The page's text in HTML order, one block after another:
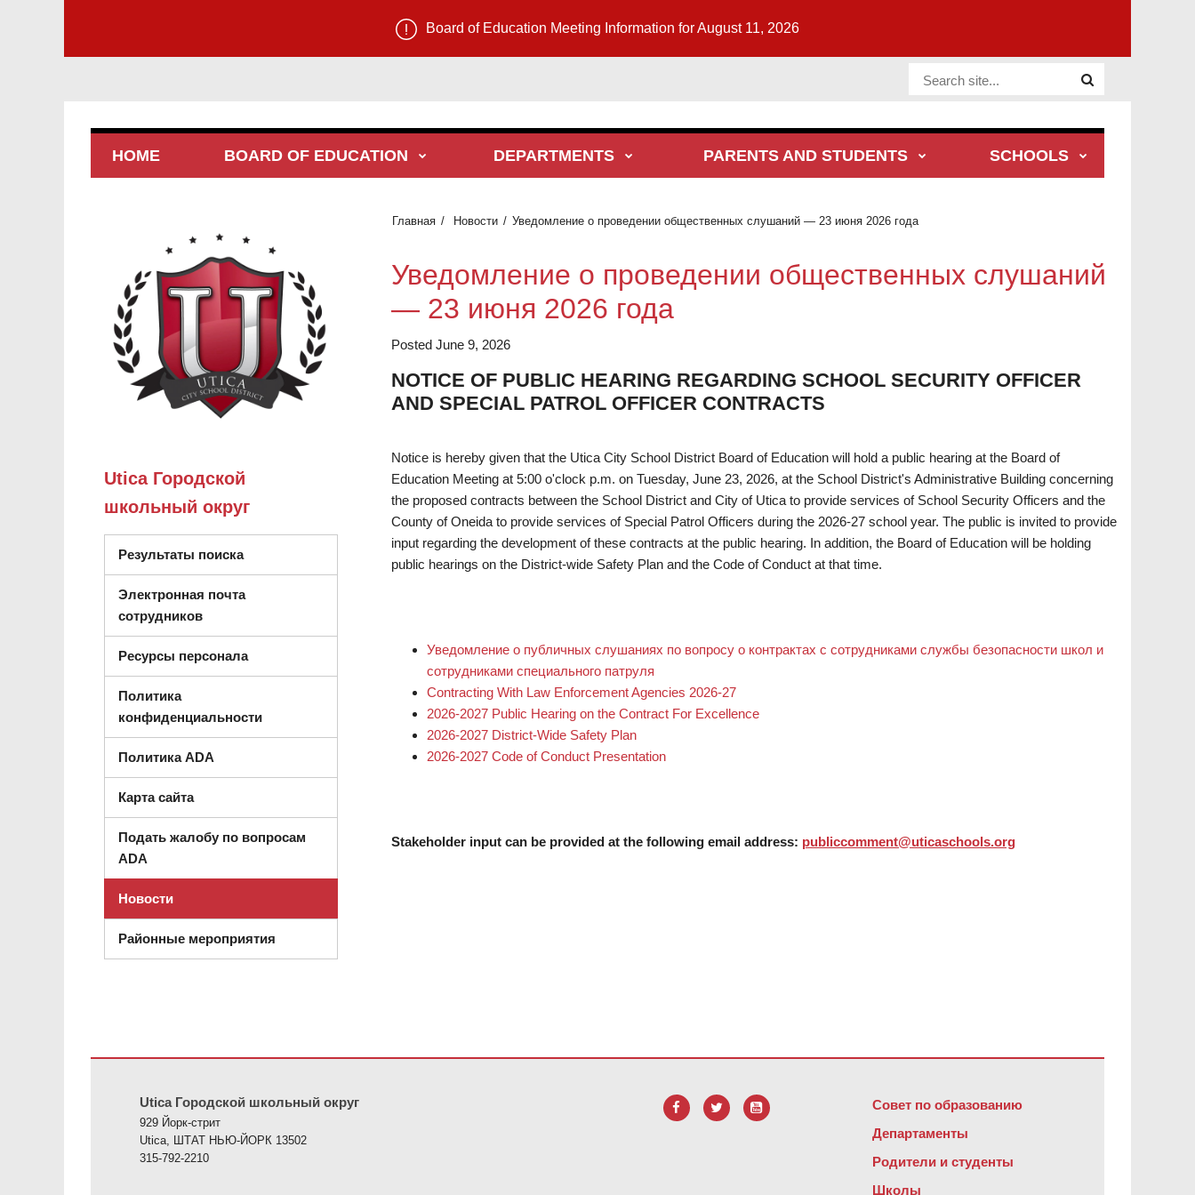
Board of Education Meeting Information for August 11, 2026
Website Site
HOME BOARD OF EDUCATION DEPARTMENTS PARENTS AND STUDENTS SCHOOLS
Главная Новости Уведомление о проведении общественных слушаний — 23 июня 2026 года
Уведомление о проведении общественных слушаний
— 23 июня 2026 года
Posted June 9, 2026
NOTICE OF PUBLIC HEARING REGARDING SCHOOL SECURITY OFFICER
AND SPECIAL PATROL OFFICER CONTRACTS
Notice is hereby given that the Utica City School District Board of Education will hold a public hearing at the Board of
Education Meeting at 5:00 o'clock p.m. on Tuesday, June 23, 2026, at the School District's Administrative Building concerning
the proposed contracts between the School District and City of Utica to provide services of School Security Officers and the
County of Oneida to provide services of Special Patrol Officers during the 2026-27 school year. The public is invited to provide
input regarding the development of these contracts at the public hearing. In addition, the Board of Education will be holding
public hearings on the District-wide Safety Plan and the Code of Conduct at that time.
Уведомление о публичных слушаниях по вопросу о контрактах с сотрудниками службы безопасности школ и
сотрудниками специального патруля
Contracting With Law Enforcement Agencies 2026-27
2026-2027 Public Hearing on the Contract For Excellence
2026-2027 District-Wide Safety Plan
2026-2027 Code of Conduct Presentation
Stakeholder input can be provided at the following email address: publiccomment@uticaschools.org
Utica Городской
школьный округ
Результаты поиска
Электронная почта
сотрудников
Ресурсы персонала
Политика
конфиденциальности
Политика ADA
Карта сайта
Подать жалобу по вопросам
ADA
Новости
Районные мероприятия
Utica Городской школьный округ
929 Йорк-стрит
Utica, ШТАТ НЬЮ-ЙОРК 13502
315-792-2210
Совет по образованию
Департаменты
Родители и студенты
Школы